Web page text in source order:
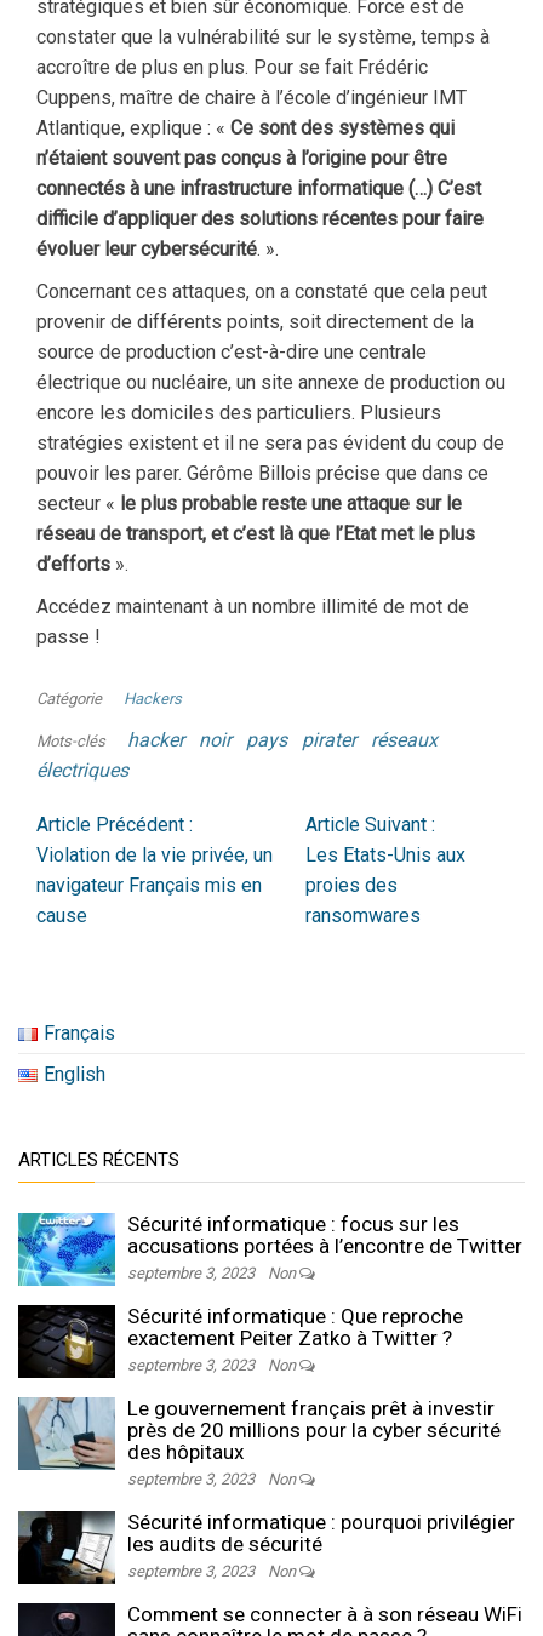
stratégiques et bien sûr économique. Force est de
constater que la vulnérabilité sur le système, temps à
accroître de plus en plus. Pour se fait Frédéric
Cuppens, maître de chaire à l’école d’ingénieur IMT
Atlantique, explique : « Ce sont des systèmes qui
n’étaient souvent pas conçus à l’origine pour être
connectés à une infrastructure informatique (…) C’est
difficile d’appliquer des solutions récentes pour faire
évoluer leur cybersécurité. ».
Concernant ces attaques, on a constaté que cela peut
provenir de différents points, soit directement de la
source de production c’est-à-dire une centrale
électrique ou nucléaire, un site annexe de production ou
encore les domiciles des particuliers. Plusieurs
stratégies existent et il ne sera pas évident du coup de
pouvoir les parer. Gérôme Billois précise que dans ce
secteur « le plus probable reste une attaque sur le
réseau de transport, et c’est là que l’Etat met le plus
d’efforts ».
Accédez maintenant à un nombre illimité de mot de
passe !
Catégorie Hackers
Mots-clés hacker noir pays pirater
réseaux
électriques
Article Précédent :
Violation de la vie privée, un
navigateur Français mis en
cause
Article Suivant :
Les Etats-Unis aux
proies des
ransomwares
Français
English
ARTICLES RÉCENTS
Sécurité informatique : focus sur les
accusations portées à l’encontre de Twitter
septembre 3, 2023 Non
Sécurité informatique : Que reproche
exactement Peiter Zatko à Twitter ?
septembre 3, 2023 Non
Le gouvernement français prêt à investir
près de 20 millions pour la cyber sécurité
des hôpitaux
septembre 3, 2023 Non
Sécurité informatique : pourquoi privilégier
les audits de sécurité
septembre 3, 2023 Non
Comment se connecter à à son réseau WiFi